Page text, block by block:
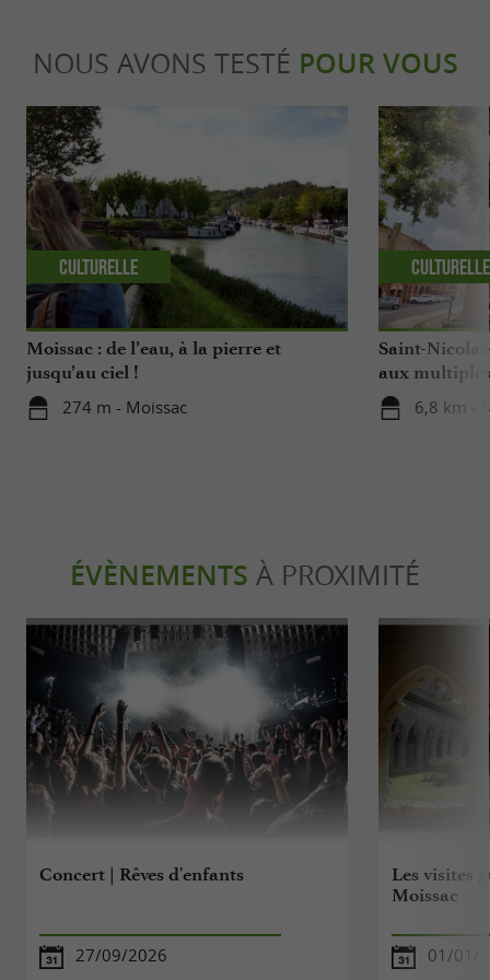
NOUS AVONS TESTÉ POUR VOUS
Moissac : de l’eau, à la pierre et
jusqu’au ciel !
274 m - Moissac
Culturelle
Saint-
aux
6,8 km -
Culturelle
ÉVÈNEMENTS À PROXIMITÉ
Concert | Rêves d'enfants
27/09/2026
Les visites
Moissac
01/01/